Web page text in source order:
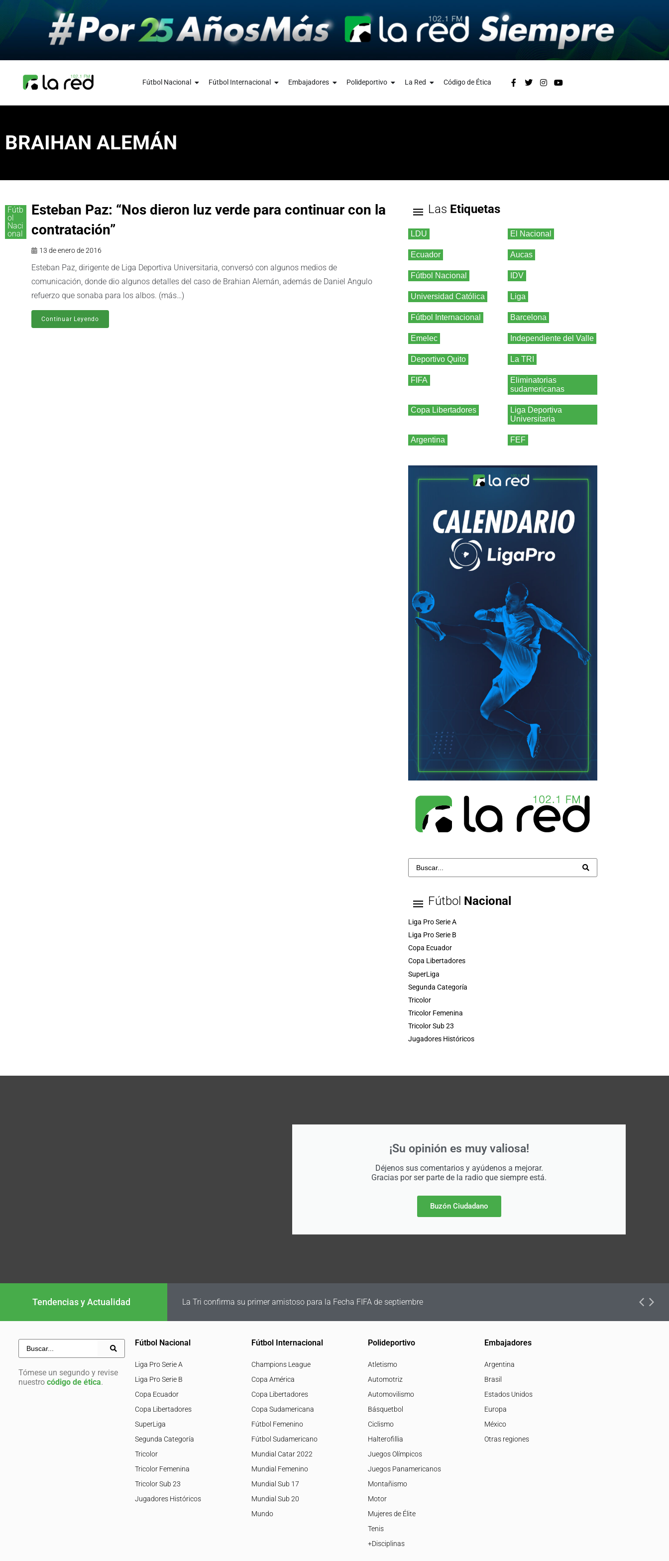
Fútbol Nacional Fútbol Internacional Embajadores Polideportivo La Red Código de Ética
BRAIHAN ALEMÁN
Fútb
ol
Naci
onal
Esteban Paz: “Nos dieron luz verde para continuar con la
contratación”
13 de enero de 2016
Esteban Paz, dirigente de Liga Deportiva Universitaria, conversó con algunos medios de
comunicación, donde dio algunos detalles del caso de Brahian Alemán, además de Daniel Angulo
refuerzo que sonaba para los albos. (más…)
Continuar Leyendo
Las Etiquetas
LDU El Nacional
Ecuador Aucas
Fútbol Nacional IDV
Universidad Católica Liga
Fútbol Internacional Barcelona
Emelec Independiente del Valle
Deportivo Quito La TRI
FIFA
Eliminatorias
sudamericanas
Copa Libertadores
Liga Deportiva
Universitaria
Argentina FEF
Fútbol Nacional
Liga Pro Serie A
Liga Pro Serie B
Copa Ecuador
Copa Libertadores
SuperLiga
Segunda Categoría
Tricolor
Tricolor Femenina
Tricolor Sub 23
Jugadores Históricos
¡Su opinión es muy valiosa!
Déjenos sus comentarios y ayúdenos a mejorar.
Gracias por ser parte de la radio que siempre está.
Buzón Ciudadano
Tendencias y Actualidad La Tri confirma su primer amistoso para la Fecha FIFA de septiembre
Tómese un segundo y revise
nuestro código de ética.
Fútbol Nacional
Liga Pro Serie A
Liga Pro Serie B
Copa Ecuador
Copa Libertadores
SuperLiga
Segunda Categoría
Tricolor
Tricolor Femenina
Tricolor Sub 23
Jugadores Históricos
Fútbol Internacional
Champions League
Copa América
Copa Libertadores
Copa Sudamericana
Fútbol Femenino
Fútbol Sudamericano
Mundial Catar 2022
Mundial Femenino
Mundial Sub 17
Mundial Sub 20
Mundo
Polideportivo
Atletismo
Automotriz
Automovilismo
Básquetbol
Ciclismo
Halterofillia
Juegos Olímpicos
Juegos Panamericanos
Montañismo
Motor
Mujeres de Élite
Tenis
+Disciplinas
Embajadores
Argentina
Brasil
Estados Unidos
Europa
México
Otras regiones